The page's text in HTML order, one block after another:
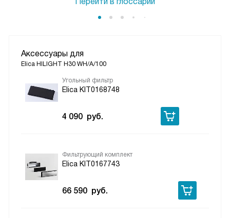
Аксессуары для
Elica HILIGHT H30 WH/A/100
Угольный фильтр
Elica KIT0168748
4 090 руб.
Фильтрующий комплект
Elica KIT0167743
66 590 руб.